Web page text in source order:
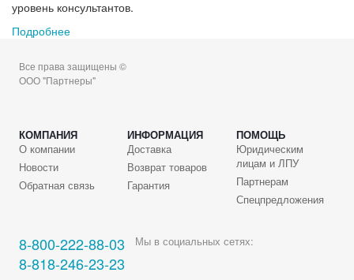
уровень консультантов.
Подробнее
Все права защищены ©
ООО "Партнеры"
КОМПАНИЯ ИНФОРМАЦИЯ
ПОМОЩЬ
О компании
Новости
Обратная связь
Доставка
Возврат товаров
Гарантия
Юридическим
лицам и ЛПУ
Партнерам
Спецпредложения
8-800-222-88-03
8-818-246-23-23
Мы в социальных сетях: